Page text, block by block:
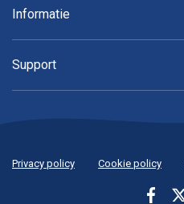
Informatie
Support
Privacy policy Cookie policy